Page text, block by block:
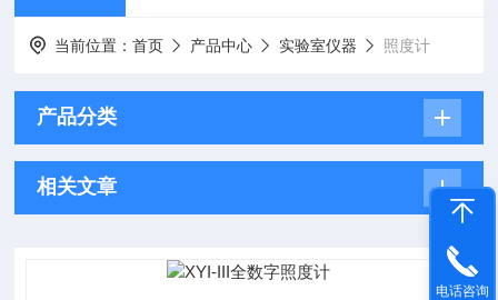
当前位置：首页 产品中心 实验室仪器 照度计
产品分类
相关文章
电话咨询